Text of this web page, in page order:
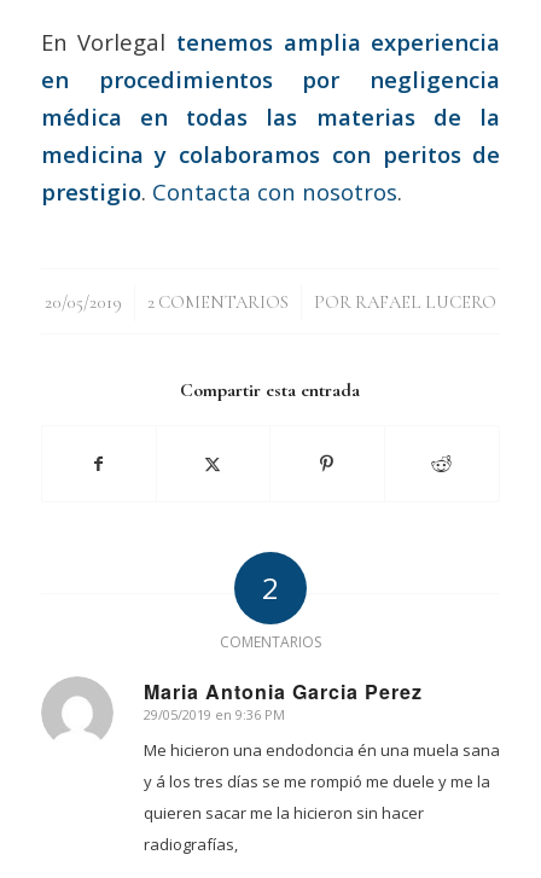
En Vorlegal tenemos amplia experiencia
en procedimientos por negligencia
médica en todas las materias de la
medicina y colaboramos con peritos de
prestigio. Contacta con nosotros.
20/05/2019
/ 2 COMENTARIOS
/ POR RAFAEL LUCERO
Compartir esta entrada
2
COMENTARIOS
Maria Antonia Garcia Perez
Dice:
29/05/2019 en 9:36 PM
Me hicieron una endodoncia én una muela sana
y á los tres días se me rompió me duele y me la
quieren sacar me la hicieron sin hacer
radiografías,